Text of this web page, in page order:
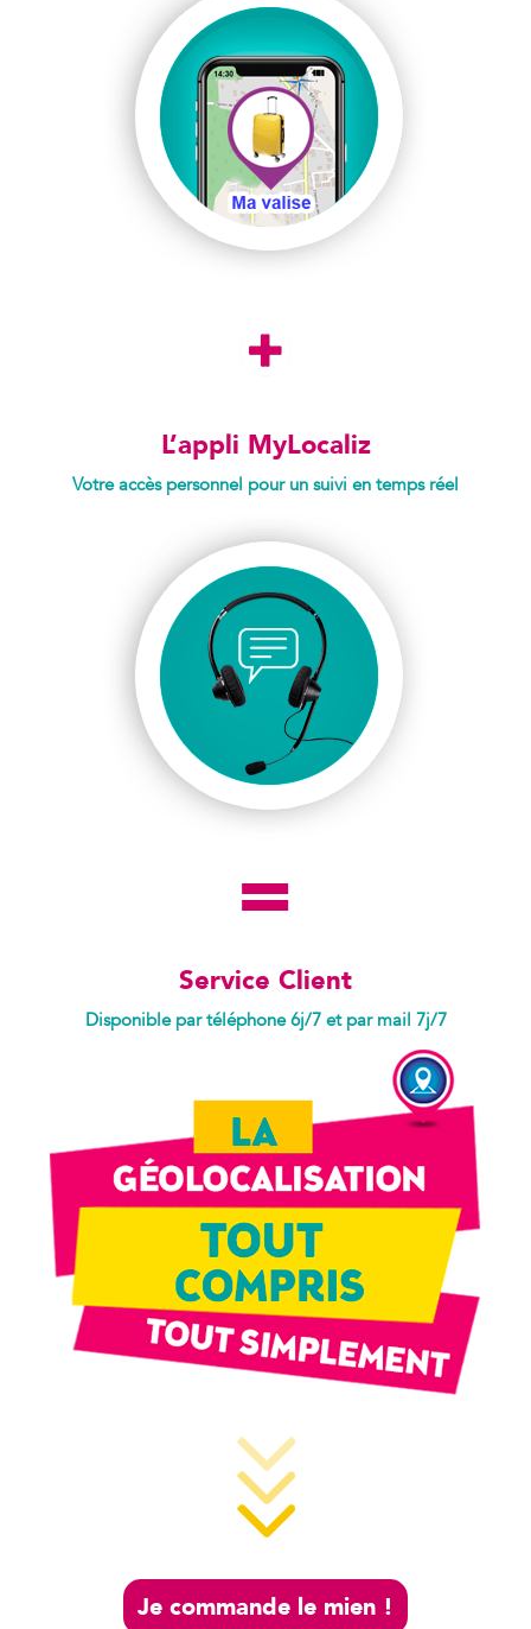
L’appli MyLocaliz
Votre accès personnel pour un suivi en temps réel
Service Client
Disponible par téléphone 6j/7 et par mail 7j/7
Je commande le mien !